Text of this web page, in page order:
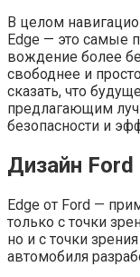
В целом
Edge — это самые
вождение более
свободнее и
сказать, что
предлагающим
безопасности и
Дизайн Ford
Edge от Ford —
только с точки
но и с точки
автомобиля